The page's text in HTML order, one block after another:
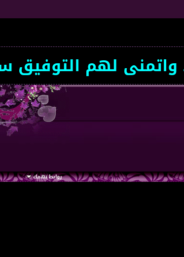
لهم التوفيق
روابط تهمك